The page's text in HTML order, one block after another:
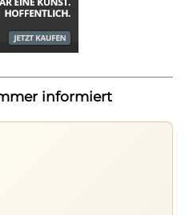
informiert